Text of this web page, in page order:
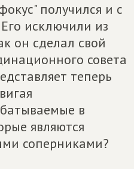
получился и с
исключили из
он сделал свой
совета
теперь
в
являются
соперниками?